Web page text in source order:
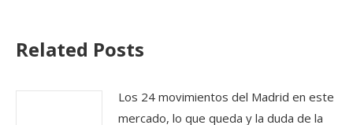
Related Posts
Los 24 movimientos del Madrid en este
mercado, lo que queda y la duda de la